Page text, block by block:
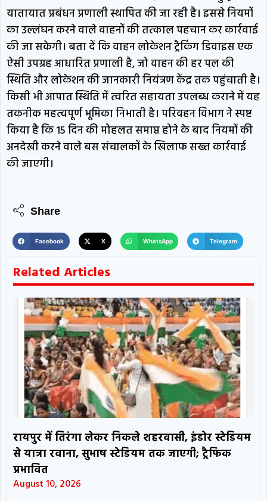
यातायात प्रबंधन प्रणाली स्थापित की जा रही है। इससे नियमों
का उल्लंघन करने वाले वाहनों की तत्काल पहचान कर कार्रवाई
की जा सकेगी। बता दें कि वाहन लोकेशन ट्रैकिंग डिवाइस एक
ऐसी उपग्रह आधारित प्रणाली है, जो वाहन की हर पल की
स्थिति और लोकेशन की जानकारी नियंत्रण केंद्र तक पहुंचाती है।
किसी भी आपात स्थिति में त्वरित सहायता उपलब्ध कराने में यह
तकनीक महत्वपूर्ण भूमिका निभाती है। परिवहन विभाग ने स्पष्ट
किया है कि 15 दिन की मोहलत समाप्त होने के बाद नियमों की
अनदेखी करने वाले बस संचालकों के खिलाफ सख्त कार्रवाई
की जाएगी।
Share
Facebook X WhatsApp Telegram
Related Articles
रायपुर में तिरंगा लेकर निकले शहरवासी, इंडोर स्टेडियम
से यात्रा रवाना, सुभाष स्टेडियम तक जाएगी; ट्रैफिक
प्रभावित
August 10, 2026